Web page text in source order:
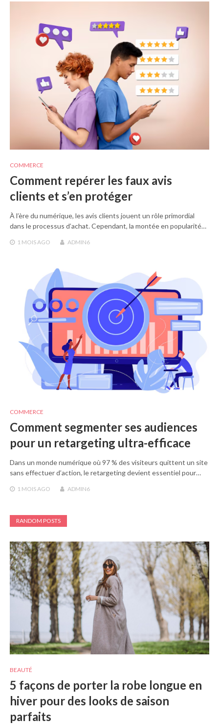
COMMERCE
Comment repérer les faux avis
clients et s’en protéger
À l’ère du numérique, les avis clients jouent un rôle primordial
dans le processus d’achat. Cependant, la montée en popularité…
1 MOISAGO ADMIN6
COMMERCE
Comment segmenter ses audiences
pour un retargeting ultra-efficace
Dans un monde numérique où 97 % des visiteurs quittent un site
sans effectuer d’action, le retargeting devient essentiel pour…
1 MOIS AGO ADMIN6
RANDOM POSTS
BEAUTÉ
5 façons de porter la robe longue en
hiver pour des looks de saison
parfaits